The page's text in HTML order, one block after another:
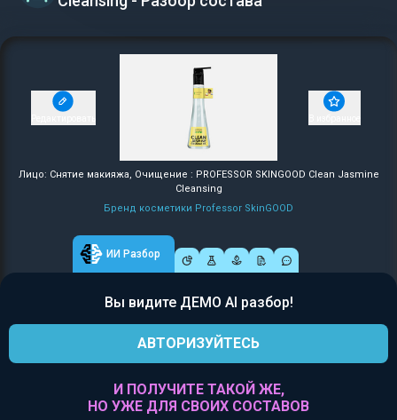
Лицо: Снятие макияжа, Очищение : PROFESSOR SKINGOOD Clean Jasmine
Cleansing
Бренд косметики Professor SkinGOOD
ИИ Разбор
Вы видите ДЕМО AI разбор!
АВТОРИЗУЙТЕСЬ
И ПОЛУЧИТЕ ТАКОЙ ЖЕ,
НО УЖЕ ДЛЯ СВОИХ СОСТАВОВ